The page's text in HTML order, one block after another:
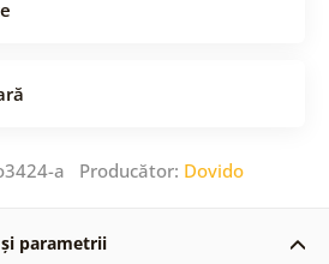
a Producător: Dovido
parametrii